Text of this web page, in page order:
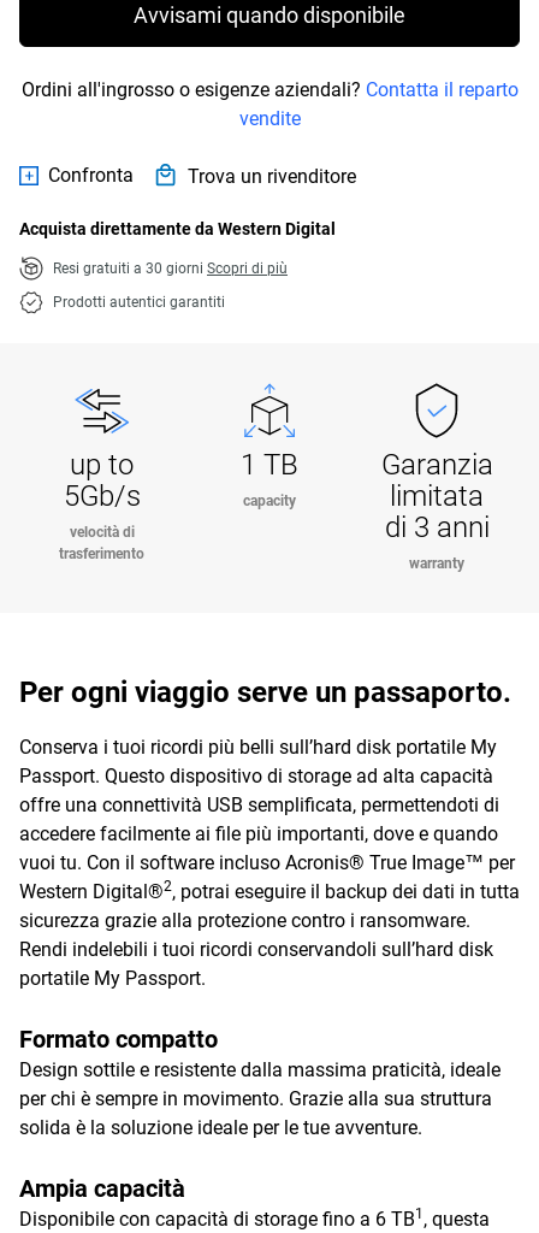
Avvisami quando disponibile
Ordini all'ingrosso o esigenze aziendali? Contatta il reparto
vendite
Confronta Trova un rivenditore
Acquista direttamente da Western Digital
Resi gratuiti a 30 giorni Scopri di più
Prodotti autentici garantiti
up to
5Gb/s
velocità di
trasferimento
1 TB
capacity
Garanzia
limitata
di 3 anni
warranty
Per ogni viaggio serve un passaporto.
Conserva i tuoi ricordi più belli sull’hard disk portatile My
Passport. Questo dispositivo di storage ad alta capacità
offre una connettività USB semplificata, permettendoti di
accedere facilmente ai file più importanti, dove e quando
vuoi tu. Con il software incluso Acronis® True Image™ per
Western Digital®2, potrai eseguire il backup dei dati in tutta
sicurezza grazie alla protezione contro i ransomware.
Rendi indelebili i tuoi ricordi conservandoli sull’hard disk
portatile My Passport.
Formato compatto
Design sottile e resistente dalla massima praticità, ideale
per chi è sempre in movimento. Grazie alla sua struttura
solida è la soluzione ideale per le tue avventure.
Ampia capacità
Disponibile con capacità di storage fino a 6 TB1 , questa